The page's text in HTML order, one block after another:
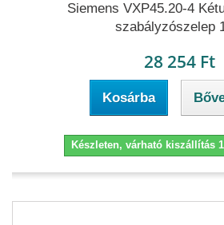
Siemens VXP45.20-4
szabályzószelep
28 254 Ft
Kosárba
Készleten, várható kiszállítás